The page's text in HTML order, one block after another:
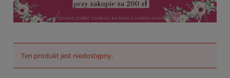
Ten produkt jest niedostępny.